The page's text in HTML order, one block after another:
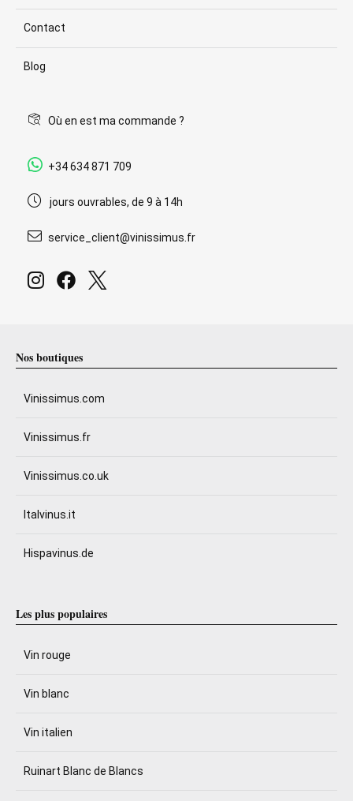
Contact
Blog
Où en est ma commande ?
+34 634 871 709
jours ouvrables, de 9 à 14h
service_client@vinissimus.fr
Nos boutiques
Vinissimus.com
Vinissimus.fr
Vinissimus.co.uk
Italvinus.it
Hispavinus.de
Les plus populaires
Vin rouge
Vin blanc
Vin italien
Ruinart Blanc de Blancs